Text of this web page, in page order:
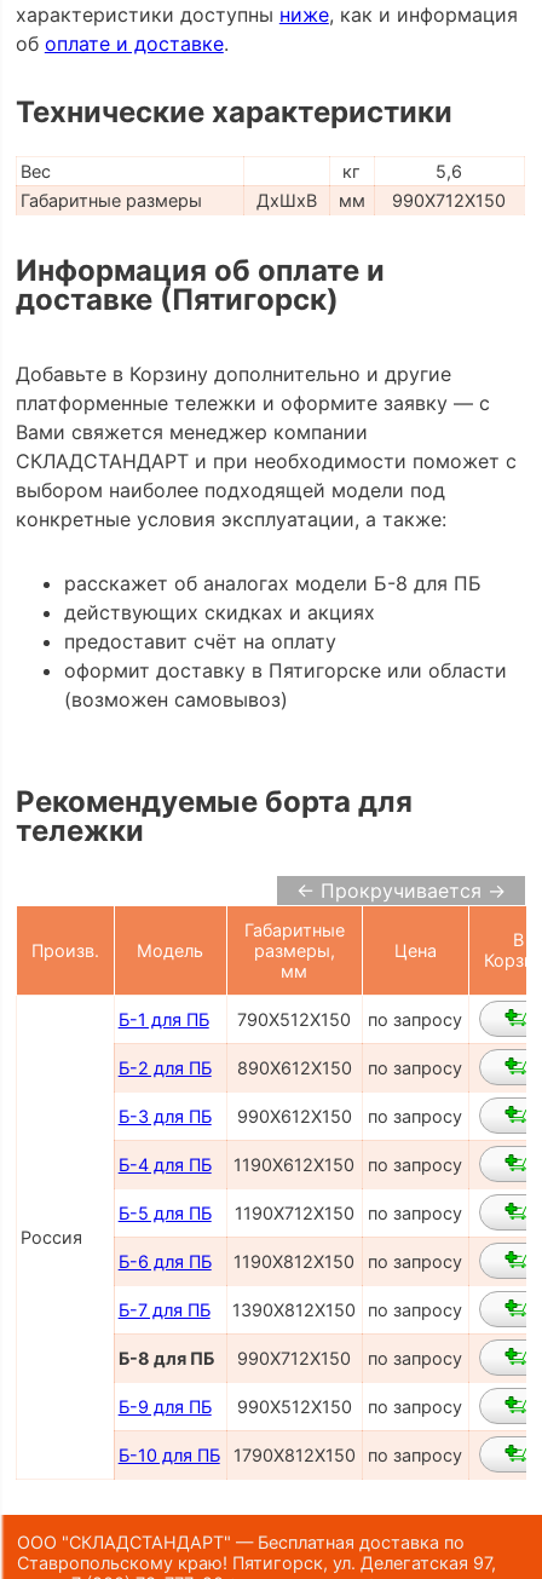
характеристики доступны ниже, как и информация
об оплате и доставке.
Технические характеристики
Вес кг
5,6
Габаритные размеры
ДхШхВ мм 990Х712Х150
Информация об оплате и
доставке (Пятигорск)
Добавьте в Корзину дополнительно и другие
платформенные тележки и оформите заявку — с
Вами свяжется менеджер компании
СКЛАДСТАНДАРТ и при необходимости поможет с
выбором наиболее подходящей модели под
конкретные условия эксплуатации, а также:
расскажет об аналогах модели Б-8 для ПБ
действующих скидках и акциях
предоставит счёт на оплату
оформит доставку в Пятигорске или области
(возможен самовывоз)
Рекомендуемые борта для
тележки
← Прокручивается →
Произв. Модель
Габаритные
размеры,
мм
Цена
В
Россия
Б-1 для ПБ 790Х512Х150 по запросу
Б-2 для ПБ 890Х612Х150 по запросу
Б-3 для ПБ 990Х612Х150 по запросу
Б-4 для ПБ 1190Х612Х150 по запросу
Б-5 для ПБ 1190Х712Х150 по запросу
Б-6 для ПБ 1190Х812Х150 по запросу
Б-7 для ПБ 1390Х812Х150 по запросу
Б-8 для ПБ 990Х712Х150 по запросу
Б-9 для ПБ 990Х512Х150 по запросу
Б-10 для ПБ 1790Х812Х150 по запросу
ООО "СКЛАДСТАНДАРТ" — Бесплатная доставка по
Ставропольскому краю! Пятигорск, ул. Делегатская 97,